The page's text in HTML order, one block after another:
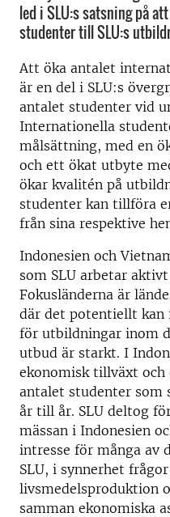
led i SLU:s satsning på
studenter till SLU:s
Att öka antalet
är en del i SLU:s
antalet studenter vid
Internationella
målsättning, med en
och ett ökat utbyte
ökar kvalitén på
studenter kan tillföra
från sina respektive
Indonesien och
som SLU arbetar
Fokusländerna är
där det potentiellt
för utbildningar inom
utbud är starkt. I
ekonomisk tillväxt och
antalet studenter som
år till år. SLU deltog
mässan i Indonesien
intresse för många av
SLU, i synnerhet
livsmedelsproduktion
samman ekonomiska